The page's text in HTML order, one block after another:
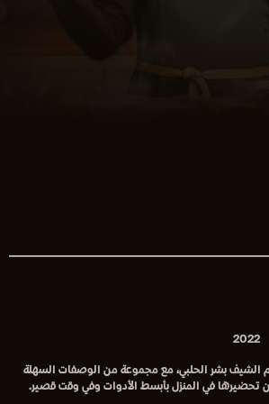
2022
الشيف بشر الحلبي، مع مجموعة من الوصفات السهلة
تحضيرها في المنزل بأبسط الأدوات وفي وقت قصير.